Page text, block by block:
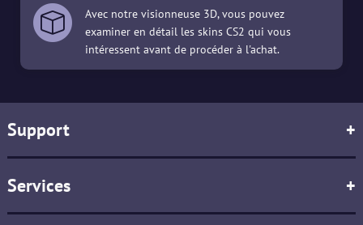
Avec notre visionneuse 3D, vous pouvez
examiner en détail les skins CS2 qui vous
intéressent avant de procéder à l'achat.
Support +
Services +